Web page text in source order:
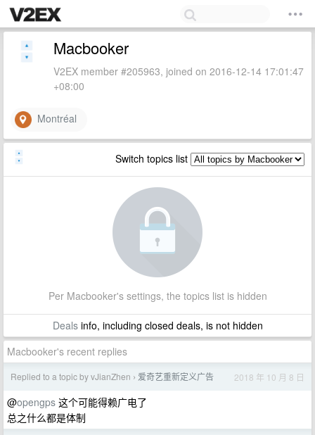
Macbooker
V2EX member #205963, joined on 2016-12-14 17:01:47
+08:00
Montréal
Switch topics list
Per Macbooker's settings, the topics list is hidden
Dealsinfo, including closed deals, is not hidden
Macbooker's recent replies
Replied to a topic by vJianZhen › 爱奇艺重新定义广告 2018 年 10 月 8 日
@opengps 这个可能得赖广电了
总之什么都是体制